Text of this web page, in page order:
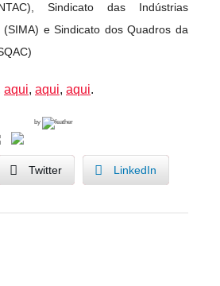
Sindicato das Indústrias
(SIMA) e Sindicato dos Quadros da
aqui, aqui, aqui.
by
Twitter LinkedIn